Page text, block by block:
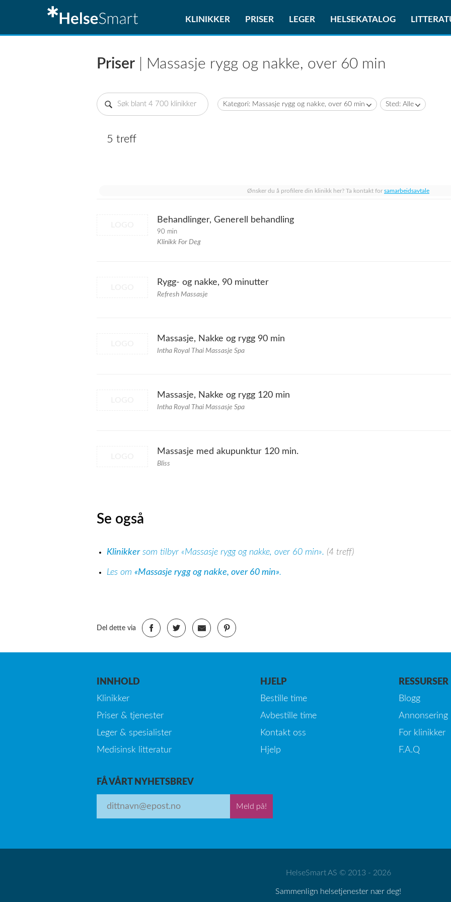
KLINIKKER PRISER LEGER HELSEKATALOG
Priser | Massasje rygg og nakke, over 60 min
Kategori: Massasje rygg og nakke, over 60 min Sted: Alle
5 treff
Ønsker du å profilere din klinikk her? Ta kontakt for samarbeidsavtale
Behandlinger, Generell behandling
90 min
Klinikk For Deg
Rygg- og nakke, 90 minutter
Refresh Massasje
Massasje, Nakke og rygg 90 min
Intha Royal Thai Massasje Spa
Massasje, Nakke og rygg 120 min
Intha Royal Thai Massasje Spa
Massasje med akupunktur 120 min.
Bliss
Se også
Klinikkersom tilbyr «Massasje rygg og nakke, over 60 min». (4 treff)
Les om «Massasje rygg og nakke, over 60 min».
Del dette via
INNHOLD
Klinikker
Priser & tjenester
Leger & spesialister
Medisinsk litteratur
HJELP
Bestille time
Avbestille time
Kontakt oss
Hjelp
RESSURSER
Blogg
Annonsering
For klinikker
F.A.Q
FÅ VÅRT NYHETSBREV
Meld på!
HelseSmart AS © 2013 - 2026
Sammenlign helsetjenester nær deg!